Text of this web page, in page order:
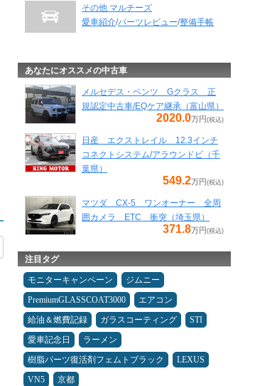
その他 マルチーズ
愛車紹介/パーツレビュー/整備手帳
あなたにオススメの中古車
メルセデス・ベンツ Gクラス 正
規認定中古車/EQケア継承（富山県）
2020.0万円 (税込)
日産 エクストレイル 12.3インチ
コネクトシステム/アラウンドビ（千
葉県）
549.2万円 (税込)
マツダ CX-5 ワンオーナー 全周
囲カメラ ETC 衝突（埼玉県）
371.8万円 (税込)
注目タグ
モニターキャンペーン
ジムニー
PremiumGLASSCOAT3000
エアコン
給油＆燃費記録
ガラスコーティング
STI
愛車記念日
ラーメン
樹脂パーツ復活剤フェムトブラック
LEXUS
VN5
京都